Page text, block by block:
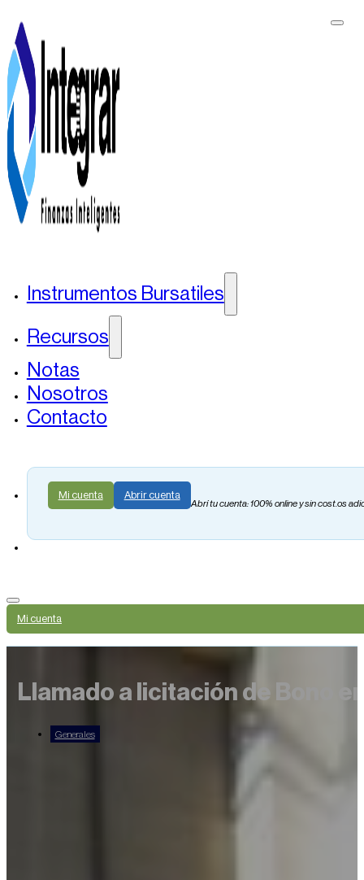
Instrumentos Bursatiles
Recursos
Notas
Nosotros
Contacto
Mi cuenta Abrir cuenta
Abrí tu cuenta: 100% online y sin cost.os
Mi cuenta
Llamado a licitación de Bono
Generales